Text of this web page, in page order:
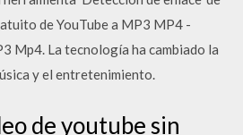
de YouTube a MP3 MP4 -
Mp4. La tecnología ha cambiado la
y el entretenimiento.
de youtube sin